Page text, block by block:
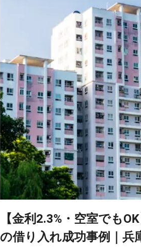
【金利2.3%・空室でも
の借り入れ成功事例｜兵